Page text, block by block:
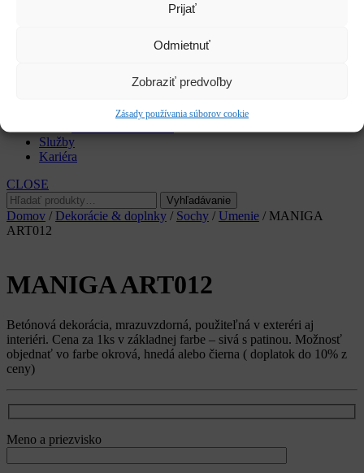
Prijať
Odmietnuť
Zobraziť predvoľby
Zásady používania súborov cookie
Umenie
Striešky & Parapety
Služby
Kariéra
CLOSE
Hľadať:
Vyhľadávanie
Domov / Dekorácie & doplnky / Sochy / Umenie / MANIGA
ART012
MANIGA ART012
Betónová dekorácia, mrazuvzdorná, použiteľná v exteréri aj
interiéri. Cena za 1ks v základnej farbe – sivá s patinou. Možnosť
objednať vo farbe okrová, hnedá alebo čierna ( doplatok do 10% z
ceny)
Meno a priezvisko